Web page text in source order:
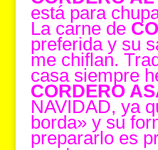
está para
La carne de
preferida y su
me chiflan.
casa siempre
CORDERO
NAVIDAD, ya
borda» y su
prepararlo es